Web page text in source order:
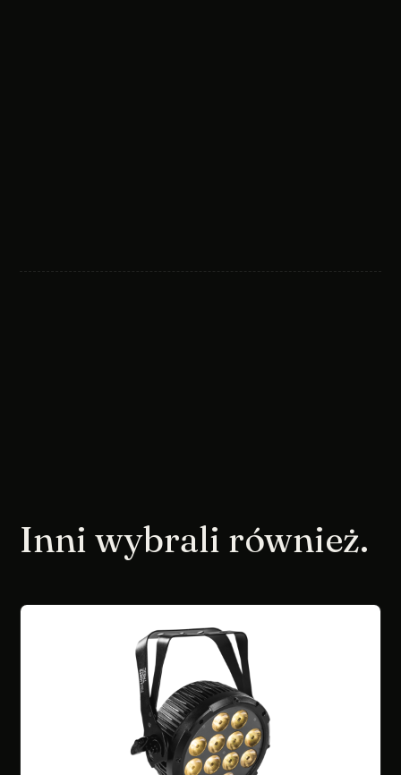
Inni wybrali również.